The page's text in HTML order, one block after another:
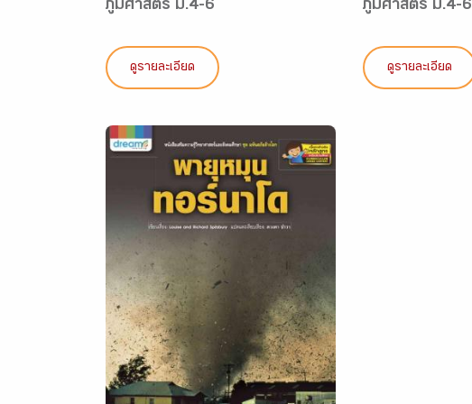
ภูมิศาสตร์ ม.4-6
ดูรายละเอียด
ภูมิศาสตร์ ม.4-6
ดูรายละเอียด